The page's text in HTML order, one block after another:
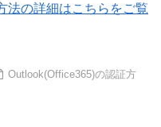
法の詳細はこちらをご覧
Outlook(Office365)の認証方